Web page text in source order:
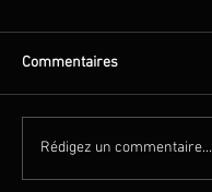
Commentaires
Rédigez un commentaire...